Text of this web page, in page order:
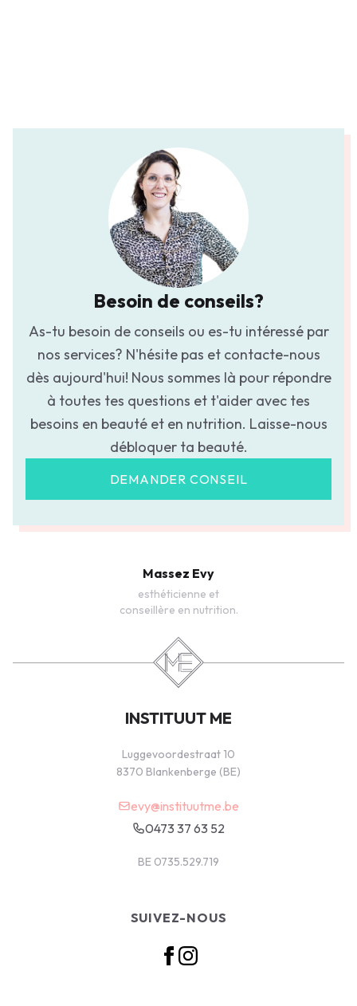
Besoin de conseils?
As-tu besoin de conseils ou es-tu intéressé par
nos services? N'hésite pas et contacte-nous
dès aujourd'hui! Nous sommes là pour répondre
à toutes tes questions et t'aider avec tes
besoins en beauté et en nutrition. Laisse-nous
débloquer ta beauté.
DEMANDER CONSEIL
Massez Evy
esthéticienne et
conseillère en nutrition.
INSTITUUT ME
Luggevoordestraat 10
8370 Blankenberge (BE)
evy@instituutme.be
0473 37 63 52
BE 0735.529.719
SUIVEZ-NOUS